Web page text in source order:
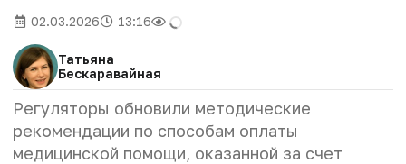
02.03.2026 13:16
Татьяна
Бескаравайная
Регуляторы обновили методические
рекомендации по способам оплаты
медицинской помощи, оказанной за счет